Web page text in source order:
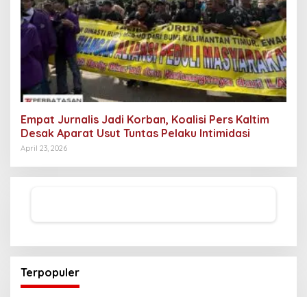
Empat Jurnalis Jadi Korban, Koalisi Pers Kaltim
Desak Aparat Usut Tuntas Pelaku Intimidasi
April 23, 2026
Terpopuler